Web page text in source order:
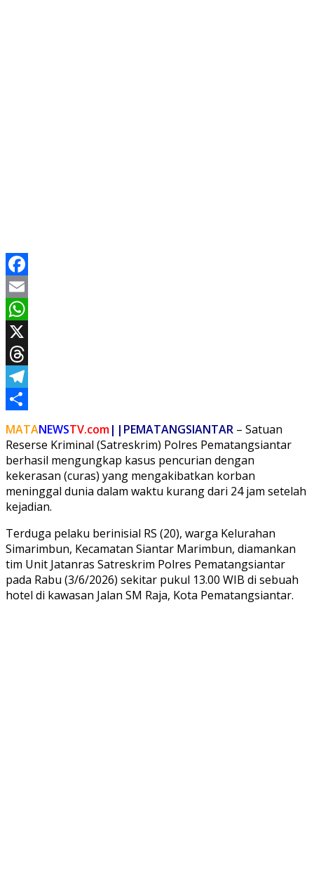
Facebook
Email
WhatsApp
X
Threads
Telegram
Share
MATANEWSTV.com||PEMATANGSIANTAR – Satuan
Reserse Kriminal (Satreskrim) Polres Pematangsiantar
berhasil mengungkap kasus pencurian dengan
kekerasan (curas) yang mengakibatkan korban
meninggal dunia dalam waktu kurang dari 24 jam setelah
kejadian.
Terduga pelaku berinisial RS (20), warga Kelurahan
Simarimbun, Kecamatan Siantar Marimbun, diamankan
tim Unit Jatanras Satreskrim Polres Pematangsiantar
pada Rabu (3/6/2026) sekitar pukul 13.00 WIB di sebuah
hotel di kawasan Jalan SM Raja, Kota Pematangsiantar.